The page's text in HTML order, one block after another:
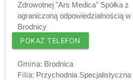
Zdrowotnej "Ars Medica" Spółka z
ograniczoną odpowiedzialnością w
Brodnicy
POKAŻ TELEFON
Gmina: Brodnica
Filia: Przychodnia Specjalistyczna